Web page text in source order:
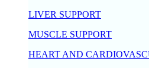
LIVER SUPPORT
MUSCLE SUPPORT
HEART AND